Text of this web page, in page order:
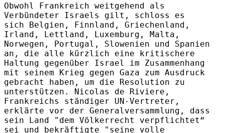
Obwohl Frankreich weitgehend als
Verbündeter Israels gilt, schloss es
sich Belgien, Finnland, Griechenland,
Irland, Lettland, Luxemburg, Malta,
Norwegen, Portugal, Slowenien und Spanien
an, die alle kürzlich eine kritischere
Haltung gegenüber Israel im Zusammenhang
mit seinem Krieg gegen Gaza zum Ausdruck
gebracht haben, um die Resolution zu
unterstützen. Nicolas de Riviere,
Frankreichs ständiger UN-Vertreter,
erklärte vor der Generalversammlung, dass
sein Land "dem Völkerrecht verpflichtet“
sei und bekräftigte "seine volle